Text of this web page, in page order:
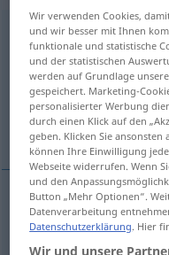
boltec m <-tc->
Übersicht aller
(Für mehr Details die
Ohrmuschel
Ohrmuschelf boltec
Wir verwenden Cookies,
und wir besser mit Ihnen
funktionale und statistische
und der statistischen
werden auf Grundlage
gespeichert. Marketing-
personalisierter Werbung
durch einen Klick auf den
geben. Klicken Sie
können Ihre Einwilligung
Webseite widerrufen. Wenn
und den
Button „Mehr Optionen“.
Datenverarbeitung
Datenschutzerklärung. Hier
Wir und unsere